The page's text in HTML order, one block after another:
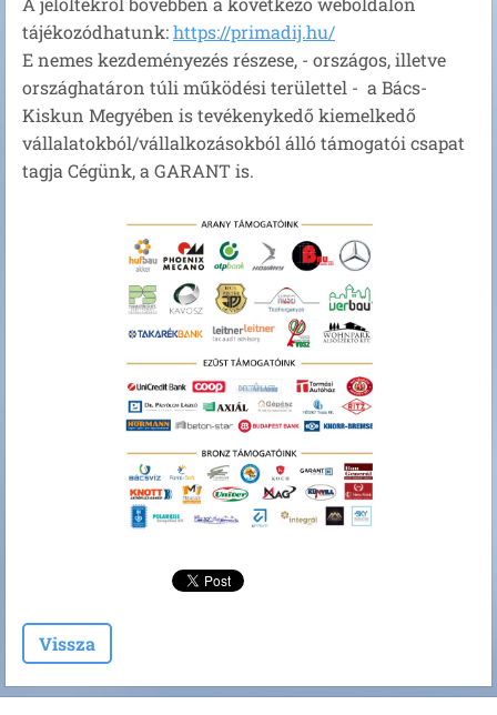
tájékozódhatunk:https://primadij.hu/
E nemes kezdeményezés részese, - országos, illetve
országhatáron túli működési területtel - a Bács-
Kiskun Megyében is tevékenykedő kiemelkedő
vállalatokból/vállalkozásokból álló támogatói csapat
tagja Cégünk, a GARANT is.
Vissza